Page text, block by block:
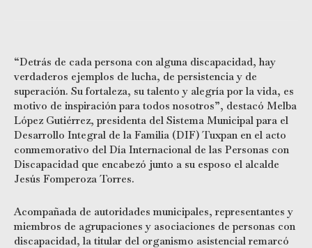
“Detrás de cada persona con alguna discapacidad, hay
verdaderos ejemplos de lucha, de persistencia y de
superación. Su fortaleza, su talento y alegría por la vida, es
motivo de inspiración para todos nosotros”, destacó Melba
López Gutiérrez, presidenta del Sistema Municipal para el
Desarrollo Integral de la Familia (DIF) Tuxpan en el acto
conmemorativo del Día Internacional de las Personas con
Discapacidad que encabezó junto a su esposo el alcalde
Jesús Fomperoza Torres.
Acompañada de autoridades municipales, representantes y
miembros de agrupaciones y asociaciones de personas con
discapacidad, la titular del organismo asistencial remarcó